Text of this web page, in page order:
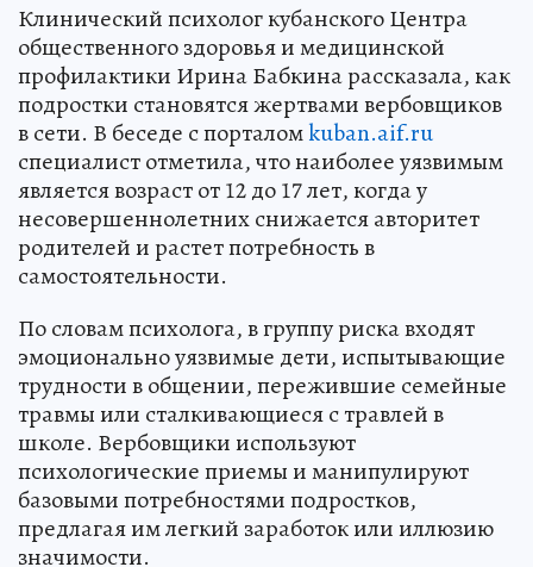
Клинический психолог кубанского Центра
общественного здоровья и медицинской
профилактики Ирина Бабкина рассказала, как
подростки становятся жертвами вербовщиков
в сети. В беседе с порталомkuban.aif.ru
специалист отметила, что наиболее уязвимым
является возраст от 12 до 17 лет, когда у
несовершеннолетних снижается авторитет
родителей и растет потребность в
самостоятельности.
По словам психолога, в группу риска входят
эмоционально уязвимые дети, испытывающие
трудности в общении, пережившие семейные
травмы или сталкивающиеся с травлей в
школе. Вербовщики используют
психологические приемы и манипулируют
базовыми потребностями подростков,
предлагая им легкий заработок или иллюзию
значимости.